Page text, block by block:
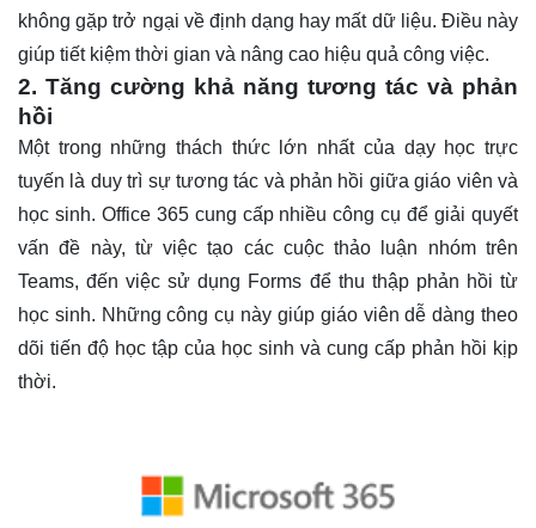
không gặp trở ngại về định dạng hay mất dữ liệu. Điều này
giúp tiết kiệm thời gian và nâng cao hiệu quả công việc.
2. Tăng cường khả năng tương tác và phản
hồi
Một trong những thách thức lớn nhất của dạy học trực
tuyến là duy trì sự tương tác và phản hồi giữa giáo viên và
học sinh. Office 365 cung cấp nhiều công cụ để giải quyết
vấn đề này, từ việc tạo các cuộc thảo luận nhóm trên
Teams, đến việc sử dụng Forms để thu thập phản hồi từ
học sinh. Những công cụ này giúp giáo viên dễ dàng theo
dõi tiến độ học tập của học sinh và cung cấp phản hồi kịp
thời.